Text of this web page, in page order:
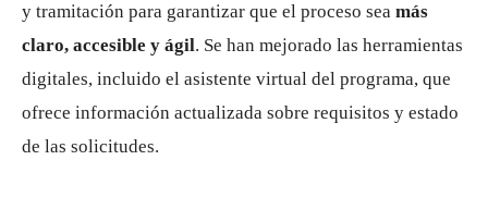
y tramitación para garantizar que el proceso sea más
claro, accesible y ágil. Se han mejorado las herramientas
digitales, incluido el asistente virtual del programa, que
ofrece información actualizada sobre requisitos y estado
de las solicitudes.